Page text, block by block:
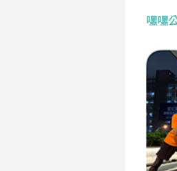
嘿嘿